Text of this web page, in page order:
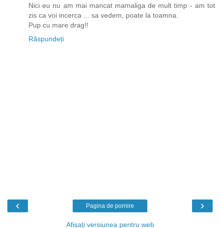
Nici eu nu am mai mancat mamaliga de mult timp - am tot
zis ca voi incerca ... sa vedem, poate la toamna.
Pup cu mare drag!!
Răspundeți
‹ ›
Pagina de pornire
Afișați versiunea pentru web